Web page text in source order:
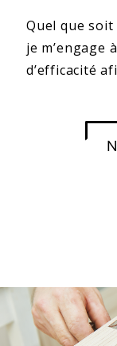
Quel que
je m’engage
d’efficacité